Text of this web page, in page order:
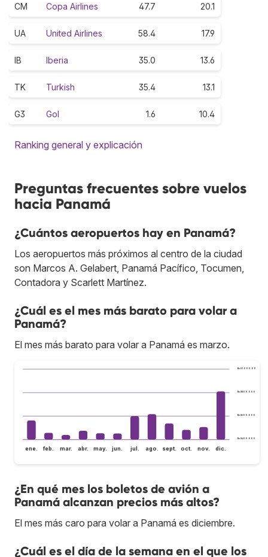
CM Copa Airlines 47.7 20.1
UA United Airlines 58.4 17.9
IB Iberia 35.0 13.6
TK Turkish 35.4 13.1
G3 Gol 1.6 10.4
Ranking general y explicación
Preguntas frecuentes sobre vuelos
hacia Panamá
¿Cuántos aeropuertos hay en Panamá?
Los aeropuertos más próximos al centro de la ciudad
son Marcos A. Gelabert, Panamá Pacífico, Tocumen,
Contadora y Scarlett Martínez.
¿Cuál es el mes más barato para volar a
Panamá?
El mes más barato para volar a Panamá es marzo.
Bs.S400.000
Bs.S600.000
Bs.S800.000
Bs.S1.000.000
ene. feb. mar. abr. may. jun. jul. ago. sept. oct. nov. dic.
¿En qué mes los boletos de avión a
Panamá alcanzan precios más altos?
El mes más caro para volar a Panamá es diciembre.
¿Cuál es el día de la semana en el que los